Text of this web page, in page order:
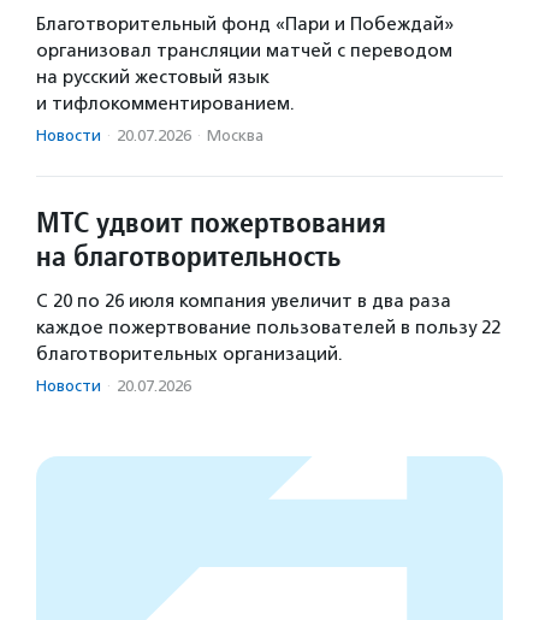
Благотворительный фонд «Пари и Побеждай»
организовал трансляции матчей с переводом
на русский жестовый язык
и тифлокомментированием.
Новости · 20.07.2026 · Москва
МТС удвоит пожертвования
на благотворительность
С 20 по 26 июля компания увеличит в два раза
каждое пожертвование пользователей в пользу 22
благотворительных организаций.
Новости · 20.07.2026